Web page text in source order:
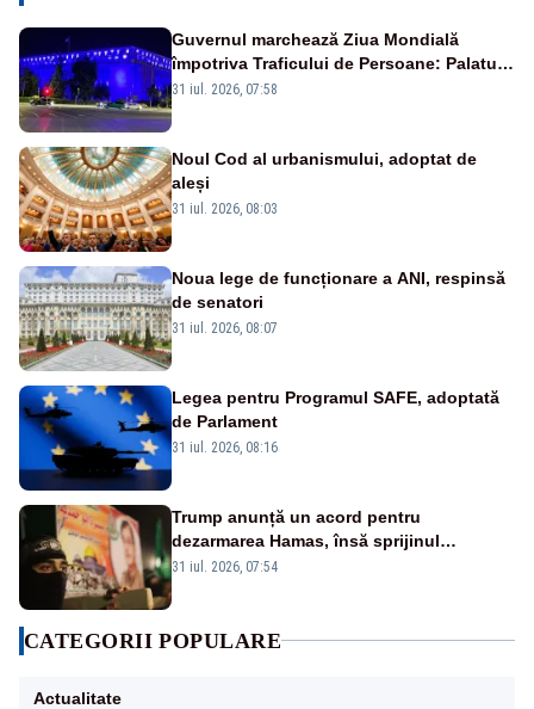
Guvernul marchează Ziua Mondială
împotriva Traficului de Persoane: Palatul
Victoria, iluminat în albastru
31 iul. 2026, 07:58
Noul Cod al urbanismului, adoptat de
aleși
31 iul. 2026, 08:03
Noua lege de funcționare a ANI, respinsă
de senatori
31 iul. 2026, 08:07
Legea pentru Programul SAFE, adoptată
de Parlament
31 iul. 2026, 08:16
Trump anunță un acord pentru
dezarmarea Hamas, însă sprijinul
Israelului rămâne incert
31 iul. 2026, 07:54
CATEGORII POPULARE
Actualitate